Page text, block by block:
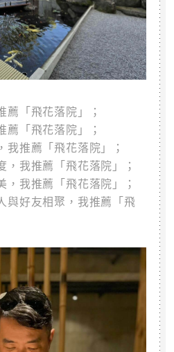
薦「飛花落院」；
薦「飛花落院」；
我推薦「飛花落院」；
，我推薦「飛花落院」；
，我推薦「飛花落院」；
與好友相聚，我推薦「飛